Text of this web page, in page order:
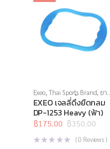
Exeo, Thai Sports Brand, ยาง
ยืด,สร้างกล้ามเนื้อ,สินค้าล็อต
สุดท้าย, อุปกรณ์บริหารกาย,
อุปกรณ์ยืดเหยียด
EXEO เจลลี่ดึงยืดกลม
DP-1253 Heavy (ฟ้า)
฿350.00
Original
price
was:
฿175.00
Current
price
is:
(0 Reviews )